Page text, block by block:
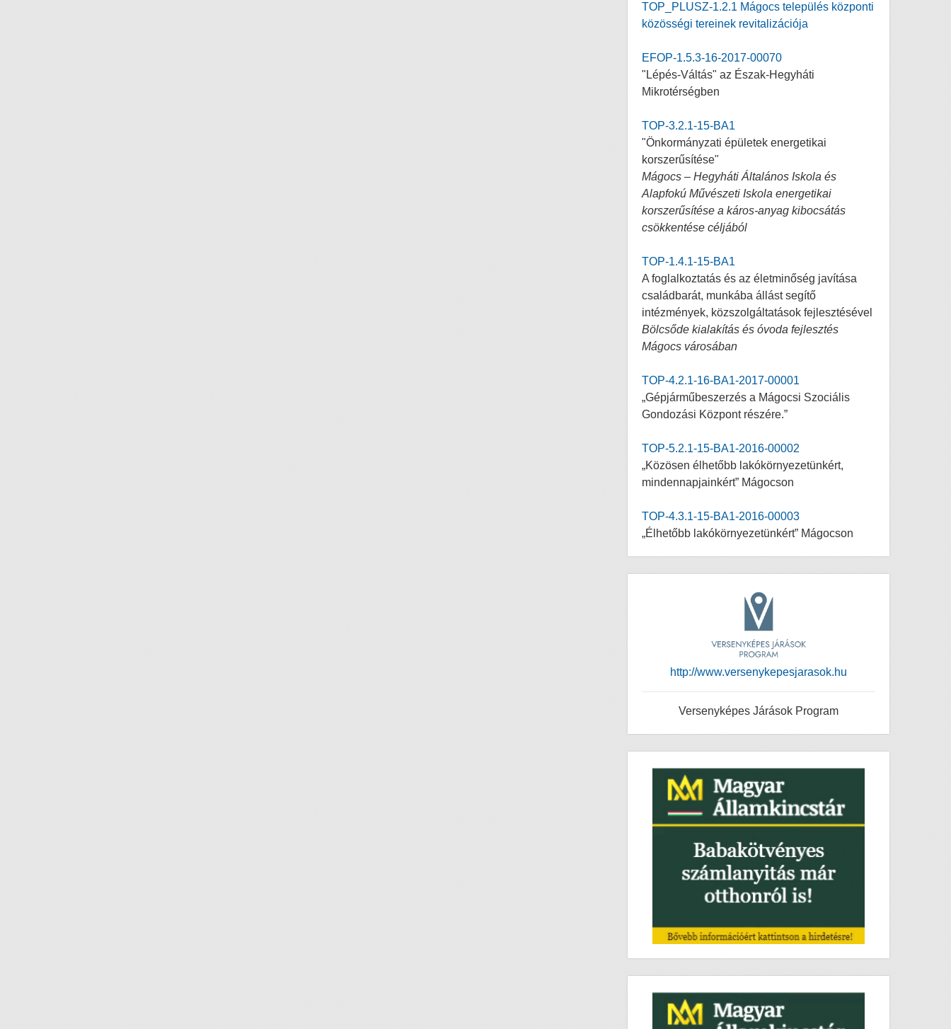
TOP_PLUSZ-1.2.1 Mágocs település központi
közösségi tereinek revitalizációja
EFOP-1.5.3-16-2017-00070
"Lépés-Váltás" az Észak-Hegyháti
Mikrotérségben
TOP-3.2.1-15-BA1
"Önkormányzati épületek energetikai
korszerűsítése"
Mágocs – Hegyháti Általános Iskola és
Alapfokú Művészeti Iskola energetikai
korszerűsítése a káros-anyag kibocsátás
csökkentése céljából
TOP-1.4.1-15-BA1
A foglalkoztatás és az életminőség javítása
családbarát, munkába állást segítő
intézmények, közszolgáltatások fejlesztésével
Bölcsőde kialakítás és óvoda fejlesztés
Mágocs városában
TOP-4.2.1-16-BA1-2017-00001
„Gépjárműbeszerzés a Mágocsi Szociális
Gondozási Központ részére.”
TOP-5.2.1-15-BA1-2016-00002
„Közösen élhetőbb lakókörnyezetünkért,
mindennapjainkért” Mágocson
TOP-4.3.1-15-BA1-2016-00003
„Élhetőbb lakókörnyezetünkért” Mágocson
http://www.versenykepesjarasok.hu
Versenyképes Járások Program